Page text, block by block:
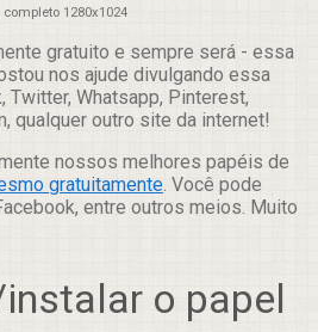
1280x1024
gratuito e sempre será - essa
nos ajude divulgando essa
Twitter, Whatsapp, Pinterest,
qualquer outro site da internet!
nossos melhores papéis de
gratuitamente. Você pode
entre outros meios. Muito
o papel